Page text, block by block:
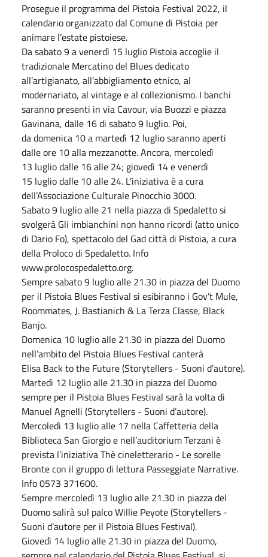
Prosegue il programma del Pistoia Festival 2022, il
calendario organizzato dal Comune di Pistoia per
animare l’estate pistoiese.
Da sabato 9 a venerdì 15 luglio Pistoia accoglie il
tradizionale Mercatino del Blues dedicato
all’artigianato, all’abbigliamento etnico, al
modernariato, al vintage e al collezionismo. I banchi
saranno presenti in via Cavour, via Buozzi e piazza
Gavinana, dalle 16 di sabato 9 luglio. Poi,
da domenica 10 a martedì 12 luglio saranno aperti
dalle ore 10 alla mezzanotte. Ancora, mercoledì
13 luglio dalle 16 alle 24; giovedì 14 e venerdì
15 luglio dalle 10 alle 24. L’iniziativa è a cura
dell’Associazione Culturale Pinocchio 3000.
Sabato 9 luglio alle 21 nella piazza di Spedaletto si
svolgerà Gli imbianchini non hanno ricordi (atto unico
di Dario Fo), spettacolo del Gad città di Pistoia, a cura
della Proloco di Spedaletto. Info
www.prolocospedaletto.org.
Sempre sabato 9 luglio alle 21.30 in piazza del Duomo
per il Pistoia Blues Festival si esibiranno i Gov’t Mule,
Roommates, J. Bastianich & La Terza Classe, Black
Banjo.
Domenica 10 luglio alle 21.30 in piazza del Duomo
nell’ambito del Pistoia Blues Festival canterà
Elisa Back to the Future (Storytellers - Suoni d’autore).
Martedì 12 luglio alle 21.30 in piazza del Duomo
sempre per il Pistoia Blues Festival sarà la volta di
Manuel Agnelli (Storytellers - Suoni d’autore).
Mercoledì 13 luglio alle 17 nella Caffetteria della
Biblioteca San Giorgio e nell’auditorium Terzani è
prevista l’iniziativa Thè cineletterario - Le sorelle
Bronte con il gruppo di lettura Passeggiate Narrative.
Info 0573 371600.
Sempre mercoledì 13 luglio alle 21.30 in piazza del
Duomo salirà sul palco Willie Peyote (Storytellers -
Suoni d’autore per il Pistoia Blues Festival).
Giovedì 14 luglio alle 21.30 in piazza del Duomo,